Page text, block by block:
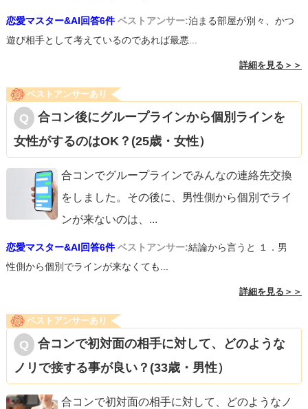
恋愛マスター&AI回答6件 ベストアンサー:泊まる部屋が別々、かつ
遊び相手として考えているのであれば最悪...
詳細を見る＞＞
ベストアンサーあり
合コン後にグループラインから個別ラインを
女性がするのはOK？(25歳・女性）
合コンでグループラインでみんなの連絡先交換
をしました。その後に、男性側から個別でライ
ンが来ないのは、 ...
恋愛マスター&AI回答6件 ベストアンサー:結論から言うと １．男
性側から個別でラインが来なくても...
詳細を見る＞＞
ベストアンサーあり
合コンで初対面の相手に対して、どのような
ノリで接する事が良い？(33歳・男性）
合コンで初対面の相手に対して、どのようなノ